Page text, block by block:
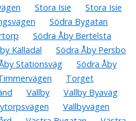
Stora Isie
Stora Isie
Södra Bygatan
Södra Åby Bertelsta
Källadal
Södra Åby Persbo
Stationsväg
Södra Åby
Torget
Vallby
Vallby Byaväg
Vallbyvägen